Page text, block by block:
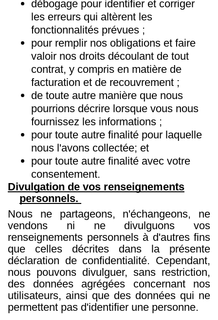
débogage pour identifier et corriger
les erreurs qui altèrent les
fonctionnalités prévues ;
pour remplir nos obligations et faire
valoir nos droits découlant de tout
contrat, y compris en matière de
facturation et de recouvrement ;
de toute autre manière que nous
pourrions décrire lorsque vous nous
fournissez les informations ;
pour toute autre finalité pour laquelle
nous l'avons collectée; et
pour toute autre finalité avec votre
consentement.
Divulgation de vos renseignements
personnels.
Nous ne partageons, n'échangeons, ne
vendons ni ne divulguons vos
renseignements personnels à d'autres fins
que celles décrites dans la présente
déclaration de confidentialité. Cependant,
nous pouvons divulguer, sans restriction,
des données agrégées concernant nos
utilisateurs, ainsi que des données qui ne
permettent pas d'identifier une personne.